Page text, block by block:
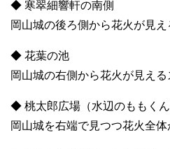
◆ 寒翠細響軒の南側
岡山城の後ろ側から花火が見え
◆ 花葉の池
岡山城の右側から花火が見える
◆ 桃太郎広場（水辺のももく
岡山城を右端で見つつ花火全体